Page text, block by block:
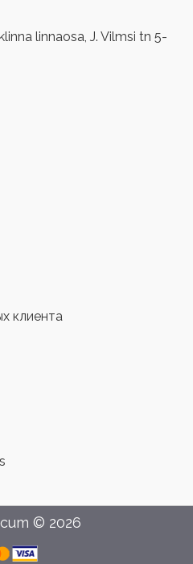
linnaosa, J. Vilmsi tn 5-
клиента
© 2026